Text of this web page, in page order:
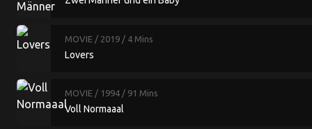
MOVIE / 2019 / 4 Mins
Lovers
MOVIE / 1994 / 91 Mins
Voll Normaaal